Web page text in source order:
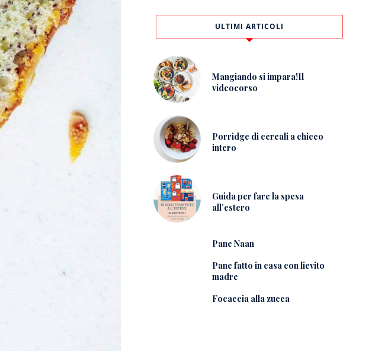
ULTIMI ARTICOLI
Mangiando si impara!Il
videocorso
Porridge di cereali a chicco
intero
Guida per fare la spesa
all’estero
Pane Naan
Pane fatto in casa con lievito
madre
Focaccia alla zucca